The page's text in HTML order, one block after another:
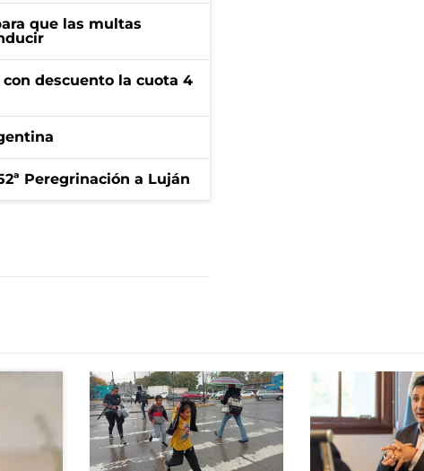
que las multas
descuento la cuota 4
Peregrinación a Luján